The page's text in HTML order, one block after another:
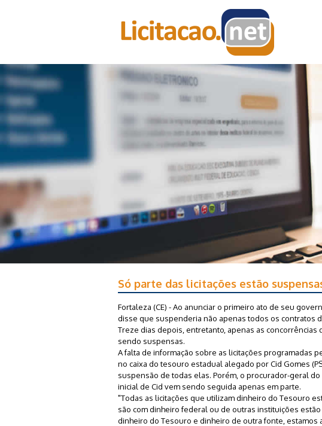
Só parte das licitações estão
Fortaleza (CE) - Ao anunciar o primeiro ato de seu
disse que suspenderia não apenas todos os contratos
Treze dias depois, entretanto, apenas as
sendo suspensas.
A falta de informação sobre as licitações programadas
no caixa do tesouro estadual alegado por Cid Gomes
suspensão de todas elas. Porém, o procurador-geral
inicial de Cid vem sendo seguida apenas em parte.
"Todas as licitações que utilizam dinheiro do Tesouro
são com dinheiro federal ou de outras instituições
dinheiro do Tesouro e dinheiro de outra fonte, estamos